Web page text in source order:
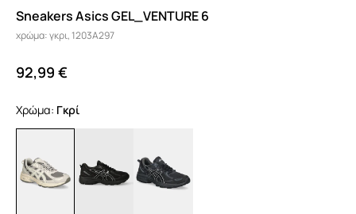
Sneakers Asics GEL_VENTURE 6
χρώμα: γκρι, 1203A297
92,99 €
Χρώμα: γκρί